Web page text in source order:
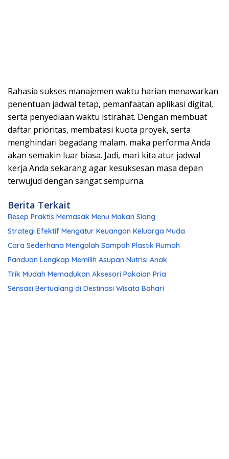
Rahasia sukses manajemen waktu harian menawarkan
penentuan jadwal tetap, pemanfaatan aplikasi digital,
serta penyediaan waktu istirahat. Dengan membuat
daftar prioritas, membatasi kuota proyek, serta
menghindari begadang malam, maka performa Anda
akan semakin luar biasa. Jadi, mari kita atur jadwal
kerja Anda sekarang agar kesuksesan masa depan
terwujud dengan sangat sempurna.
Berita Terkait
Resep Praktis Memasak Menu Makan Siang
Strategi Efektif Mengatur Keuangan Keluarga Muda
Cara Sederhana Mengolah Sampah Plastik Rumah
Panduan Lengkap Memilih Asupan Nutrisi Anak
Trik Mudah Memadukan Aksesori Pakaian Pria
Sensasi Bertualang di Destinasi Wisata Bahari